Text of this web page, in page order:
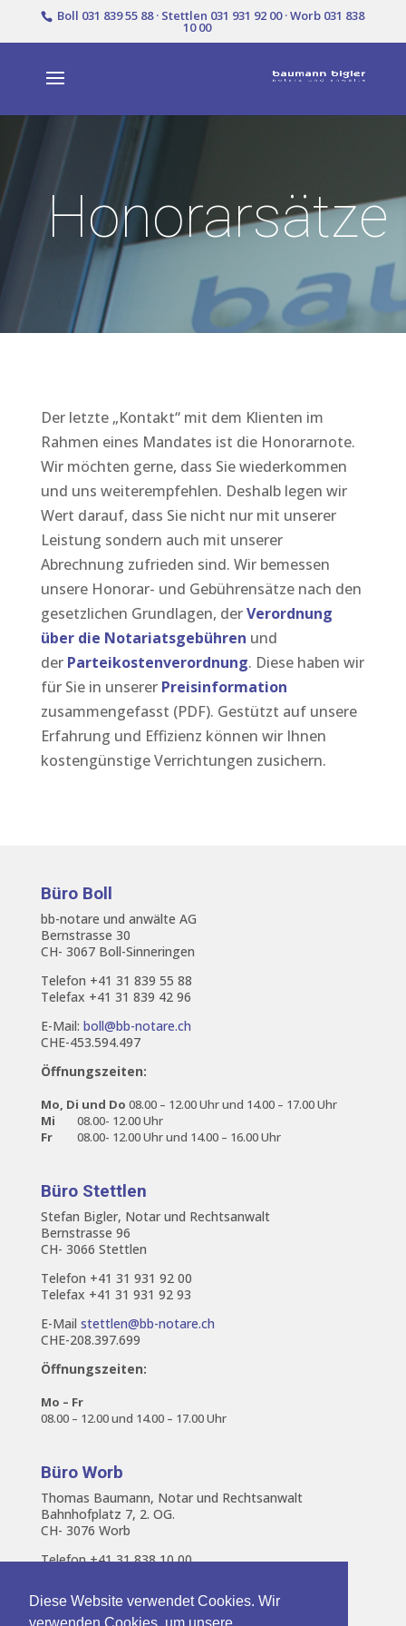
Diese Website verwendet Cookies. Wir
Boll 031 839 55 88 · Stettlen 031 931 92 00 · Worb 031 838
10 00
Honorarsätze
Der letzte „Kontakt“ mit dem Klienten im
Rahmen eines Mandates ist die Honorarnote.
Wir möchten gerne, dass Sie wiederkommen
und uns weiterempfehlen. Deshalb legen wir
Wert darauf, dass Sie nicht nur mit unserer
Leistung sondern auch mit unserer
Abrechnung zufrieden sind. Wir bemessen
unsere Honorar- und Gebührensätze nach den
gesetzlichen Grundlagen, derVerordnung
über die Notariatsgebühren und
der Parteikostenverordnung. Diese haben wir
für Sie in unserer Preisinformation
zusammengefasst (PDF). Gestützt auf unsere
Erfahrung und Effizienz können wir Ihnen
kostengünstige Verrichtungen zusichern.
Büro Boll
bb-notare und anwälte AG
Bernstrasse 30
CH- 3067 Boll-Sinneringen
Telefon +41 31 839 55 88
Telefax +41 31 839 42 96
E-Mail: boll@bb-notare.ch
CHE-453.594.497
Öffnungszeiten:
Mo, Di und Do 08.00 – 12.00 Uhr und 14.00 – 17.00 Uhr
Mi
08.00- 12.00 Uhr
Fr08.00- 12.00 Uhr und 14.00 – 16.00 Uhr
Büro Stettlen
Stefan Bigler, Notar und Rechtsanwalt
Bernstrasse 96
CH- 3066 Stettlen
Telefon +41 31 931 92 00
Telefax +41 31 931 92 93
E-Mail stettlen@bb-notare.ch
CHE-208.397.699
Öffnungszeiten:
Mo – Fr
08.00 – 12.00 und 14.00 – 17.00 Uhr
Büro Worb
Thomas Baumann, Notar und Rechtsanwalt
Bahnhofplatz 7, 2. OG.
CH- 3076 Worb
Telefon +41 31 838 10 00
CHE-133.096.131